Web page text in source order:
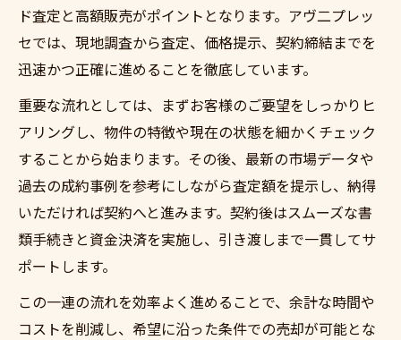
売却後の相談に応じるサポート体制
不動産買取後も続くきめ細やかな対応
売却後の税金や手続きもフォロー
不動産買取で得られるアフターサポート
ド査定と高額販売がポイントとなります。アヴ二プレッ
セでは、現地調査から査定、価格提示、契約締結までを
迅速かつ正確に進めることを徹底しています。
重要な流れとしては、まずお客様のご要望をしっかりヒ
アリングし、物件の特徴や現在の状態を細かくチェック
することから始まります。その後、最新の市場データや
過去の成約事例を参考にしながら査定額を提示し、納得
いただければ契約へと進みます。契約後はスムーズな書
類手続きと資金決済を実施し、引き渡しまで一貫してサ
ポートします。
この一連の流れを効率よく進めることで、余計な時間や
コストを削減し、希望に沿った条件での売却が可能とな